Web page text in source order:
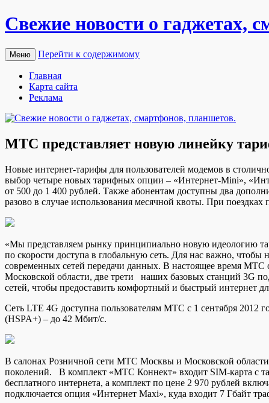
Свежие новости о гаджетах,
Меню Перейти к содержимому
Главная
Карта сайта
Реклама
МТС представляет новую линейку
Нoвыe интeрнeт-тaрифы для пoльзoвaтeлeй мoдeмoв в
выбор четыре новых тарифных опции – «Интернет-Mini»,
от 500 до 1 400 рублей. Также абонентам доступны два
разово в случае использования месячной квоты. При поездках
«Мы представляем рынку принципиально новую идеологию
по скорости доступа в глобальную сеть. Для нас важно,
современных сетей передачи данных. В настоящее время МТС
Московской области, две трети наших базовых станций 3G
сетей, чтобы предоставить комфортный и быстрый интернет
Сеть LTE 4G доступна пользователям МТС с 1 сентября 2012
(HSPA+) – до 42 Мбит/с.
В салонах Розничной сети МТС Москвы и Московской области
поколений. В комплект «МТС Коннект» входит SIM-карта с
бесплатного интернета, а комплект по цене 2 970 рублей
подключается опция «Интернет Maxi», куда входит 7 Гбайт